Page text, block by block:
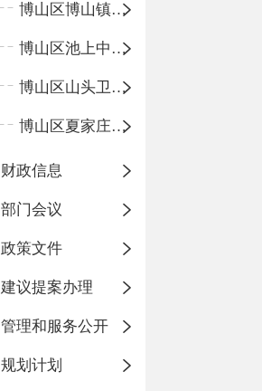
博山区博山镇中心卫生院（南院区、北院区）
博山区池上中心卫生院
博山区山头卫生院
博山区夏家庄卫生院
财政信息
部门会议
政策文件
建议提案办理
管理和服务公开
规划计划